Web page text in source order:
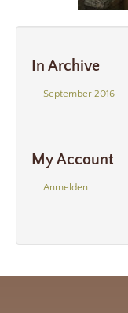
In Archive
September 2016
My Account
Anmelden